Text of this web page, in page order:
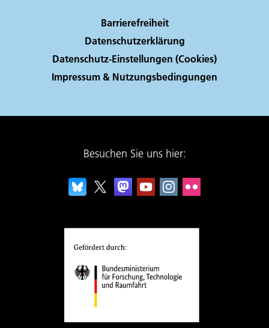
Barrierefreiheit
Datenschutzerklärung
Datenschutz-Einstellungen (Cookies)
Impressum & Nutzungsbedingungen
Besuchen Sie uns hier: